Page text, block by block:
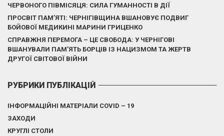
ЧЕРВОНОГО ПІВМІСЯЦЯ: СИЛА ГУМАННОСТІ В ДІЇ
ПРОСВІТ ПАМ’ЯТІ: ЧЕРНІГІВЩИНА ВШАНОВУЄ ПОДВИГ
БОЙОВОЇ МЕДИКИНІ МАРИНИ ГРИЦЕНКО
СПРАВЖНЯ ПЕРЕМОГА – ЦЕ СВОБОДА: У ЧЕРНІГОВІ
ВШАНУВАЛИ ПАМ’ЯТЬ БОРЦІВ ІЗ НАЦИЗМОМ ТА ЖЕРТВ
ДРУГОЇ СВІТОВОЇ ВІЙНИ
РУБРИКИ ПУБЛІКАЦІЙ
ІНФОРМАЦІЙНІ МАТЕРІАЛИ COVID – 19
ЗАХОДИ
КРУГЛІ СТОЛИ